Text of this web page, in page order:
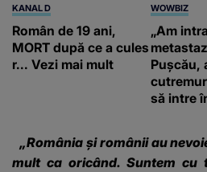
KANAL D
Român de 19 ani,
MORT după ce a cules
r... Vezi mai mult
WOWBIZ
„Am
Pușcău,
să intre
fanilor
„România și românii au
mult ca oricând. Suntem cu